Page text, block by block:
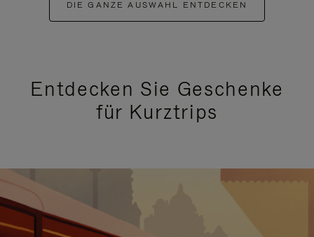
DIE GANZE AUSWAHL ENTDECKEN
Entdecken Sie Geschenke
für Kurztrips